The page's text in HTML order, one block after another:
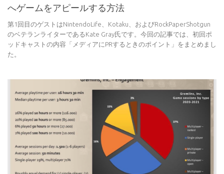
へゲームをアピールする方法
第1回目のゲストはNintendoLife、Kotaku、およびRockPaperShotgun
のベテランライターであるKate Gray氏です。今回の記事では、初回ポ
ッドキャストの内容「メディアにPRするときのポイント」をまとめまし
た。